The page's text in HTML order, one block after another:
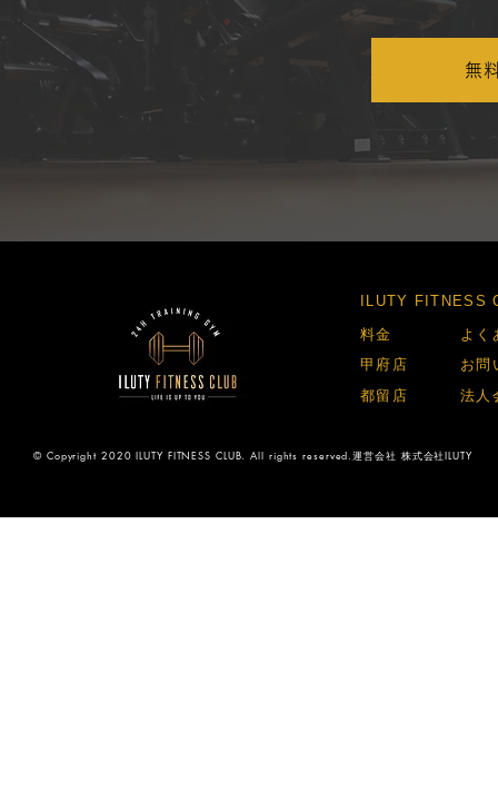
無
​ILUTY FITNESS
​料金​
​甲府店​
​都留店​
よく
お問
法人
© Copyright 2020 ILUTY FITNESS CLUB. All rights reserved.運営会社 株式会社ILUTY